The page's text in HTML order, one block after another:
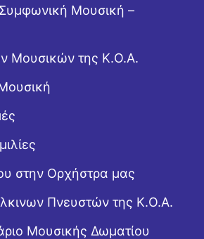
Μουσική –
Μουσικών της Κ.Ο.Α.
στην Ορχήστρα μας
Πνευστών της Κ.Ο.Α.
Μουσικής Δωματίου